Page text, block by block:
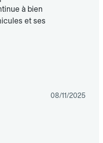
à bien
et ses
08/11/2025